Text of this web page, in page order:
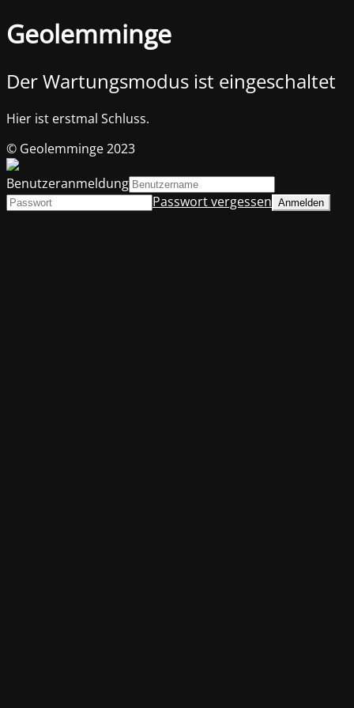
Geolemminge
Der Wartungsmodus ist eingeschaltet
Hier ist erstmal Schluss.
© Geolemminge 2023
Benutzeranmeldung
Passwort vergessen